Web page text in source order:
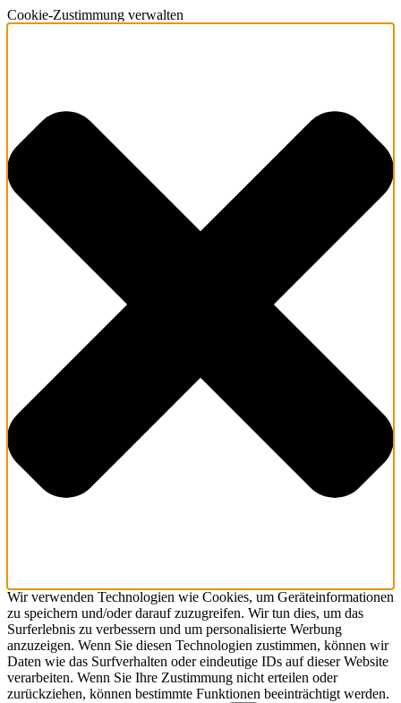
Cookie-Zustimmung verwalten
Wir verwenden Technologien wie Cookies, um Geräteinformationen
zu speichern und/oder darauf zuzugreifen. Wir tun dies, um das
Surferlebnis zu verbessern und um personalisierte Werbung
anzuzeigen. Wenn Sie diesen Technologien zustimmen, können wir
Daten wie das Surfverhalten oder eindeutige IDs auf dieser Website
verarbeiten. Wenn Sie Ihre Zustimmung nicht erteilen oder
zurückziehen, können bestimmte Funktionen beeinträchtigt werden.